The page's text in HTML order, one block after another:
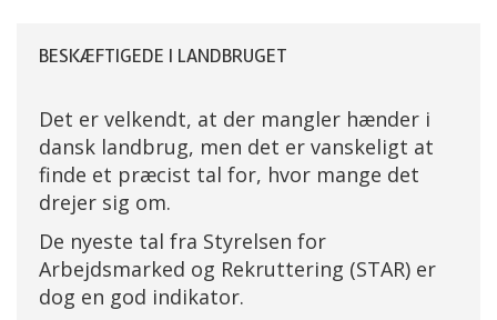
BESKÆFTIGEDE I LANDBRUGET
Det er velkendt, at der mangler hænder i
dansk landbrug, men det er vanskeligt at
finde et præcist tal for, hvor mange det
drejer sig om.
De nyeste tal fra Styrelsen for
Arbejdsmarked og Rekruttering (STAR) er
dog en god indikator.